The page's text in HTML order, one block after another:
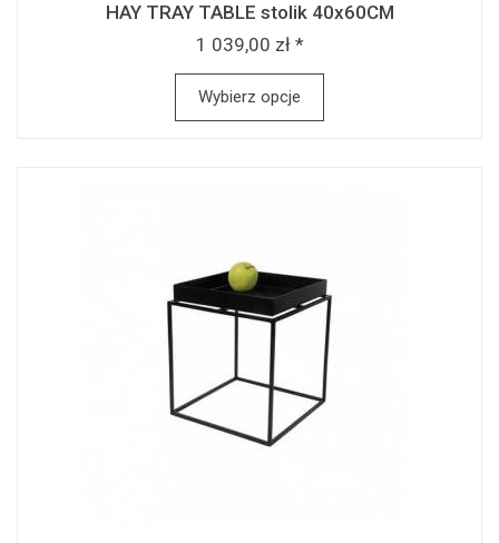
HAY TRAY TABLE stolik 40x60CM
1 039,00 zł *
Wybierz opcje